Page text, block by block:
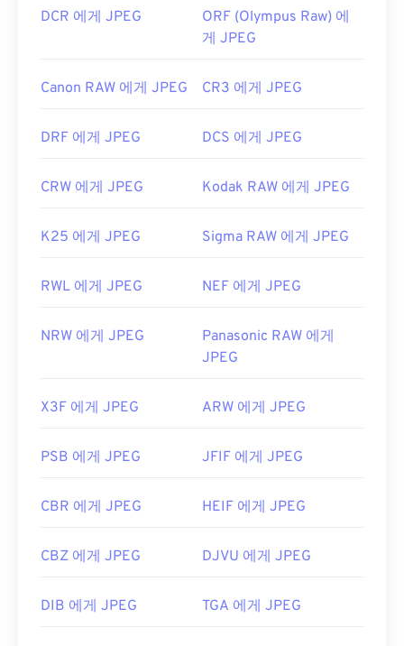
DCR 에게 JPEG
ORF (Olympus Raw) 에
게 JPEG
Canon RAW 에게 JPEG CR3 에게 JPEG
DRF 에게 JPEG DCS 에게 JPEG
CRW 에게 JPEG Kodak RAW 에게 JPEG
K25 에게 JPEG Sigma RAW 에게 JPEG
RWL 에게 JPEG NEF 에게 JPEG
NRW 에게 JPEG
Panasonic RAW 에게
JPEG
X3F 에게 JPEG ARW 에게 JPEG
PSB 에게 JPEG JFIF 에게 JPEG
CBR 에게 JPEG HEIF 에게 JPEG
CBZ 에게 JPEG DJVU 에게 JPEG
DIB 에게 JPEG TGA 에게 JPEG